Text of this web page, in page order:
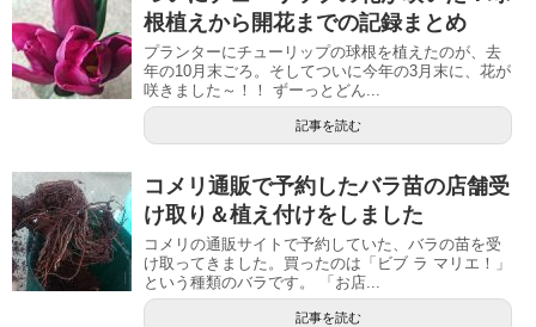
根植えから開花までの記録まとめ
プランターにチューリップの球根を植えたのが、去
年の10月末ごろ。そしてついに今年の3月末に、花が
咲きました～！！ ずーっとどん...
記事を読む
コメリ通販で予約したバラ苗の店舗受
け取り＆植え付けをしました
コメリの通販サイトで予約していた、バラの苗を受
け取ってきました。買ったのは「ビブ ラ マリエ！」
という種類のバラです。 「お店...
記事を読む